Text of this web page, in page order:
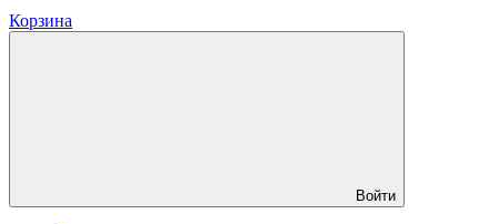
Корзина
Войти